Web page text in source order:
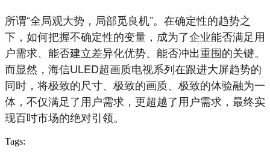
所谓“全局观大势，局部觅良机”。在确定性的趋势之
下，如何把握不确定性的变量，成为了企业能否满足用
户需求、能否建立差异化优势、能否冲出重围的关键。
而显然，海信ULED超画质电视系列在跟进大屏趋势的
同时，将极致的尺寸、极致的画质、极致的体验融为一
体，不仅满足了用户需求，更超越了用户需求，最终实
现百吋市场的绝对引领。
Tags: